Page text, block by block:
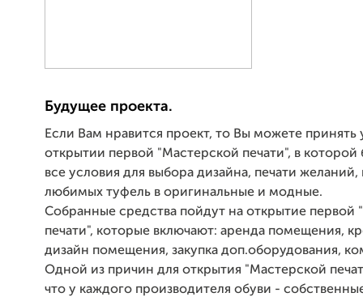
Будущее проекта.
Если Вам нравится проект, то Вы можете принять
открытии первой "Мастерской печати", в которой
все условия для выбора дизайна, печати
любимых туфель в оригинальные и модные.
Собранные средства пойдут на открытие первой
печати", которые включают: аренда помещения,
дизайн помещения, закупка доп.оборудования,
Одной из причин для открытия "Мастерской
что у каждого производителя обуви -